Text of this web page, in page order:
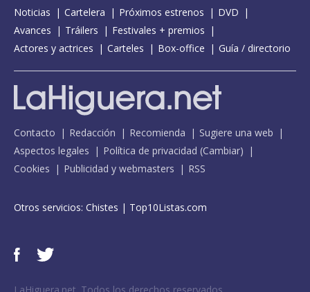
Noticias Cartelera Próximos estrenos
DVD
Avances
Tráilers
Festivales + premios
Actores y actrices
Carteles Box-office Guía / directorio
Contacto Redacción Recomienda
Sugiere una web
Aspectos legales
Política de privacidad (Cambiar)
Cookies
Publicidad y webmasters RSS
Otros servicios: Chistes | Top10Listas.com
LaHiguera.net. Todos los derechos reservados